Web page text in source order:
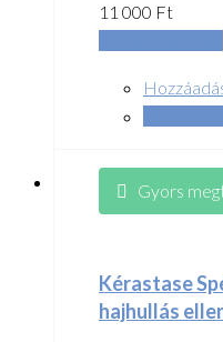
11 000 Ft
Gyors
Kérastase
hajhullás